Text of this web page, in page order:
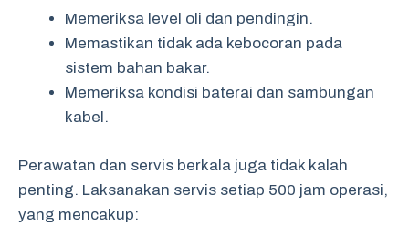
Memeriksa level oli dan pendingin.
Memastikan tidak ada kebocoran pada
sistem bahan bakar.
Memeriksa kondisi baterai dan sambungan
kabel.
Perawatan dan servis berkala juga tidak kalah
penting. Laksanakan servis setiap 500 jam operasi,
yang mencakup: